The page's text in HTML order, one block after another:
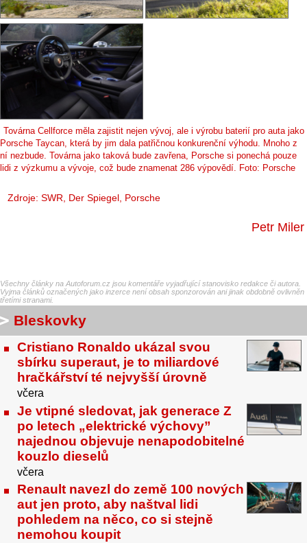
Továrna Cellforce měla zajistit nejen vývoj, ale i výrobu baterií pro auta jako
Porsche Taycan, která by jim dala patřičnou konkurenční výhodu. Mnoho z
ní nezbude. Továrna jako taková bude zavřena, Porsche si ponechá pouze
lidi z výzkumu a vývoje, což bude znamenat 286 výpovědí. Foto: Porsche
Zdroje: SWR Der Spiegel , Porsche
Petr Miler
Všechny články na Autoforum.cz jsou komentáře vyjadřující stanovisko redakce či autora.
Vyjma článků označených jako inzerce není obsah sponzorován ani jinak obdobně ovlivněn
třetími stranami.
Bleskovky
Cristiano Ronaldo ukázal svou
sbírku superaut, je to miliardové
hračkářství té nejvyšší úrovně
včera
Je vtipné sledovat, jak generace Z
po letech „elektrické výchovy”
najednou objevuje nenapodobitelné
kouzlo dieselů
včera
Renault navezl do země 100 nových
aut jen proto, aby naštval lidi
pohledem na něco, co si stejně
nemohou koupit